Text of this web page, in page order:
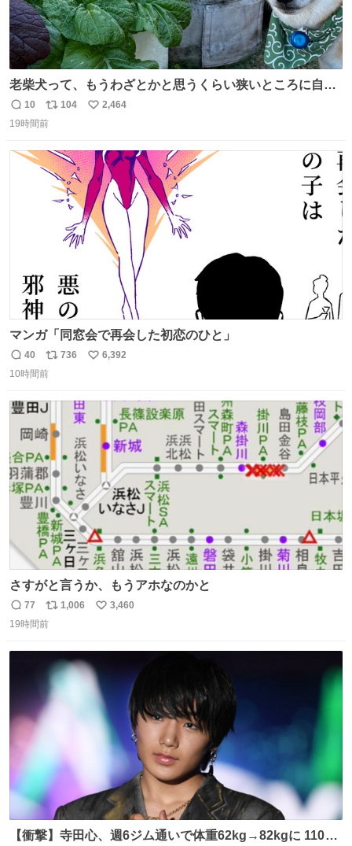
老柴犬って、もうわざとかと思うくらい狭いところに自ら
はまりにいくじゃないですか？ 今朝ガーデニングしてる飼
い主の間にはまってきて、最高に可愛かった♥️
返
信
10
リ
ポ
ト
数
104
い
数
2,464
19時間前
マンガ「同窓会で再会した初恋のひと」
返
信
40
リ
ポ
ト
数
736
い
6,392
10時間前
さすがと言うか、もうアホなのかと
返
信
77
リ
ポ
ト
数
1,006
い
3,460
19時間前
【衝撃】寺田心、週6ジム通いで体重62kg→82kgに 110kg